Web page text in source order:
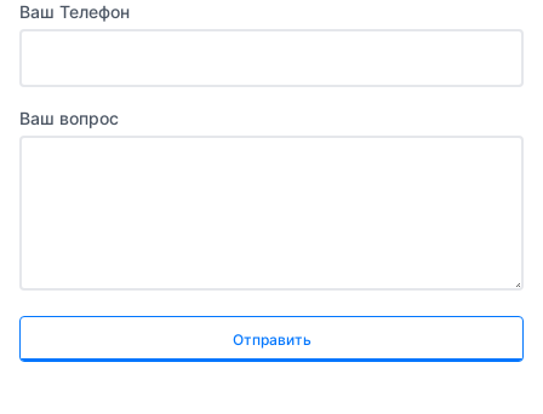
Ваш Телефон
Ваш вопрос
Отправить